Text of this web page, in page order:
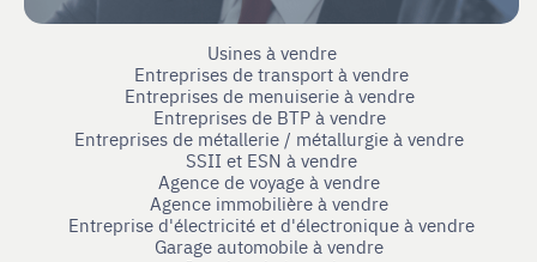
Usines à vendre
Entreprises de transport à vendre
Entreprises de menuiserie à vendre
Entreprises de BTP à vendre
Entreprises de métallerie / métallurgie à vendre
SSII et ESN à vendre
Agence de voyage à vendre
Agence immobilière à vendre
Entreprise d'électricité et d'électronique à vendre
Garage automobile à vendre